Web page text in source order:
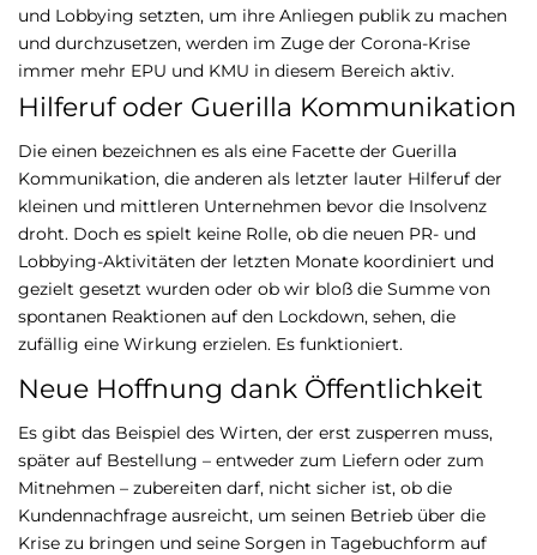
und Lobbying setzten, um ihre Anliegen publik zu machen
und durchzusetzen, werden im Zuge der Corona-Krise
immer mehr EPU und KMU in diesem Bereich aktiv.
Hilferuf oder Guerilla Kommunikation
Die einen bezeichnen es als eine Facette der Guerilla
Kommunikation, die anderen als letzter lauter Hilferuf der
kleinen und mittleren Unternehmen bevor die Insolvenz
droht. Doch es spielt keine Rolle, ob die neuen PR- und
Lobbying-Aktivitäten der letzten Monate koordiniert und
gezielt gesetzt wurden oder ob wir bloß die Summe von
spontanen Reaktionen auf den Lockdown, sehen, die
zufällig eine Wirkung erzielen. Es funktioniert.
Neue Hoffnung dank Öffentlichkeit
Es gibt das Beispiel des Wirten, der erst zusperren muss,
später auf Bestellung – entweder zum Liefern oder zum
Mitnehmen – zubereiten darf, nicht sicher ist, ob die
Kundennachfrage ausreicht, um seinen Betrieb über die
Krise zu bringen und seine Sorgen in Tagebuchform auf